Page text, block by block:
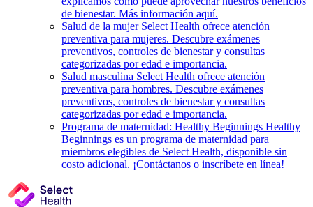
de bienestar. Más información aquí.
Salud de la mujer Select Health ofrece atención
preventiva para mujeres. Descubre exámenes
preventivos, controles de bienestar y consultas
categorizadas por edad e importancia.
Salud masculina Select Health ofrece atención
preventiva para hombres. Descubre exámenes
preventivos, controles de bienestar y consultas
categorizadas por edad e importancia.
Programa de maternidad: Healthy Beginnings Healthy
Beginnings es un programa de maternidad para
miembros elegibles de Select Health, disponible sin
costo adicional. ¡Contáctanos o inscríbete en línea!